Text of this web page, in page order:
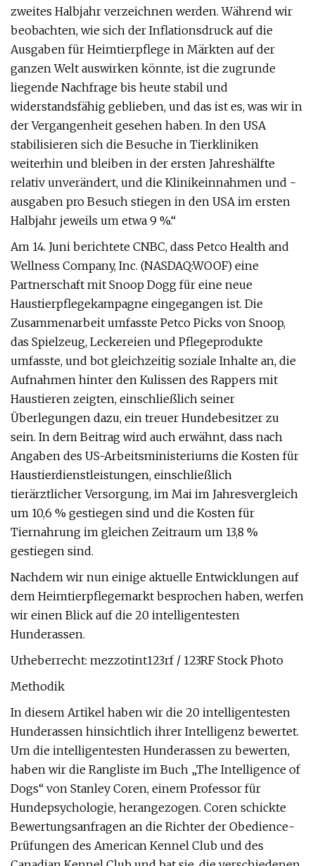
zweites Halbjahr verzeichnen werden. Während wir
beobachten, wie sich der Inflationsdruck auf die
Ausgaben für Heimtierpflege in Märkten auf der
ganzen Welt auswirken könnte, ist die zugrunde
liegende Nachfrage bis heute stabil und
widerstandsfähig geblieben, und das ist es, was wir in
der Vergangenheit gesehen haben. In den USA
stabilisieren sich die Besuche in Tierkliniken
weiterhin und bleiben in der ersten Jahreshälfte
relativ unverändert, und die Klinikeinnahmen und -
ausgaben pro Besuch stiegen in den USA im ersten
Halbjahr jeweils um etwa 9 %.“
Am 14. Juni berichtete CNBC, dass Petco Health and
Wellness Company, Inc. (NASDAQ:WOOF) eine
Partnerschaft mit Snoop Dogg für eine neue
Haustierpflegekampagne eingegangen ist. Die
Zusammenarbeit umfasste Petco Picks von Snoop,
das Spielzeug, Leckereien und Pflegeprodukte
umfasste, und bot gleichzeitig soziale Inhalte an, die
Aufnahmen hinter den Kulissen des Rappers mit
Haustieren zeigten, einschließlich seiner
Überlegungen dazu, ein treuer Hundebesitzer zu
sein. In dem Beitrag wird auch erwähnt, dass nach
Angaben des US-Arbeitsministeriums die Kosten für
Haustierdienstleistungen, einschließlich
tierärztlicher Versorgung, im Mai im Jahresvergleich
um 10,6 % gestiegen sind und die Kosten für
Tiernahrung im gleichen Zeitraum um 13,8 %
gestiegen sind.
Nachdem wir nun einige aktuelle Entwicklungen auf
dem Heimtierpflegemarkt besprochen haben, werfen
wir einen Blick auf die 20 intelligentesten
Hunderassen.
Urheberrecht: mezzotint123rf / 123RF Stock Photo
Methodik
In diesem Artikel haben wir die 20 intelligentesten
Hunderassen hinsichtlich ihrer Intelligenz bewertet.
Um die intelligentesten Hunderassen zu bewerten,
haben wir die Rangliste im Buch „The Intelligence of
Dogs“ von Stanley Coren, einem Professor für
Hundepsychologie, herangezogen. Coren schickte
Bewertungsanfragen an die Richter der Obedience-
Prüfungen des American Kennel Club und des